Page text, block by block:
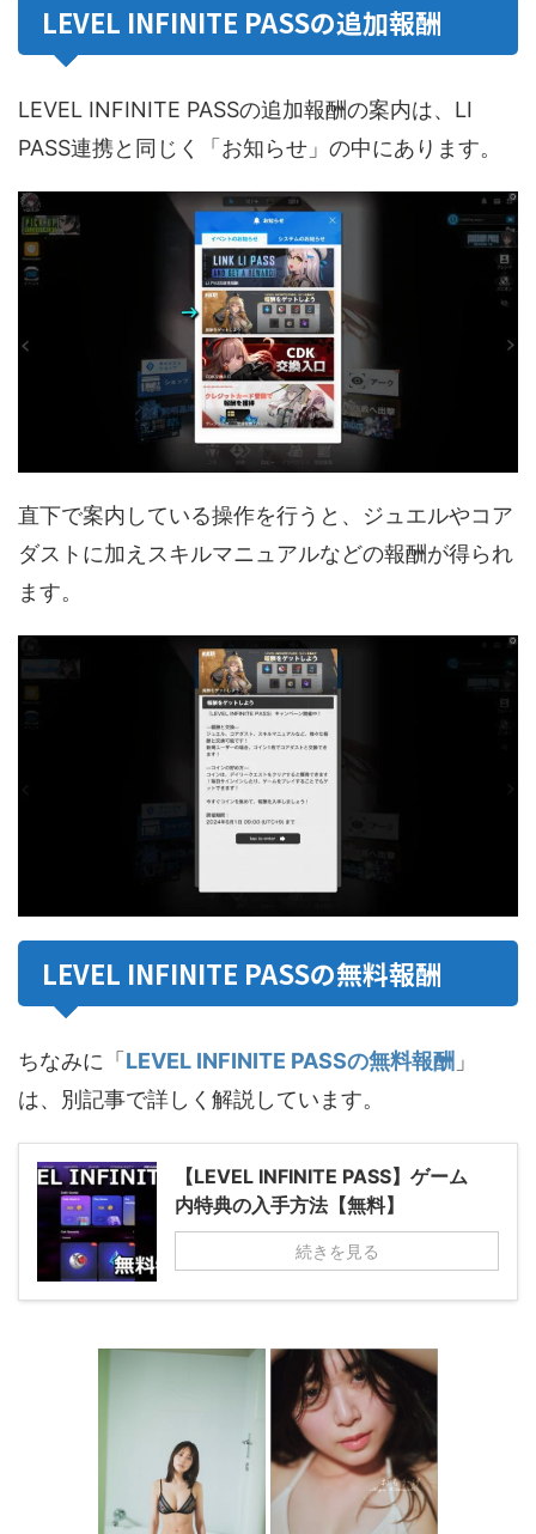
LEVEL INFINITE PASSの追加報酬
LEVEL INFINITE PASSの追加報酬の案内は、LI
PASS連携と同じく「お知らせ」の中にあります。
直下で案内している操作を行うと、ジュエルやコア
ダストに加えスキルマニュアルなどの報酬が得られ
ます。
LEVEL INFINITE PASSの無料報酬
ちなみに「 LEVEL INFINITE PASSの無料報酬 」
は、別記事で詳しく解説しています。
【LEVEL INFINITE PASS】ゲーム
内特典の入手方法【無料】
続きを見る